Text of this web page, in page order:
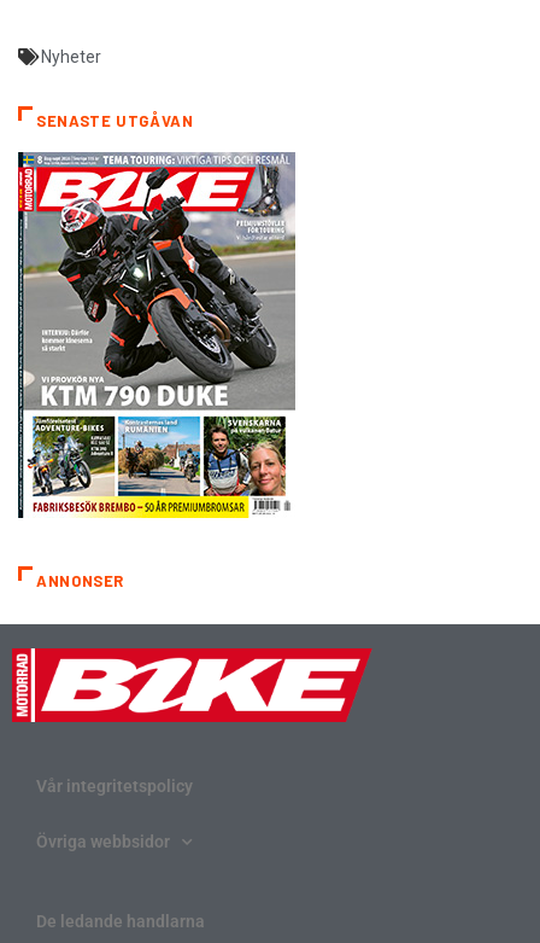
Nyheter
SENASTE UTGÅVAN
ANNONSER
Vår integritetspolicy
Övriga webbsidor
De ledande handlarna